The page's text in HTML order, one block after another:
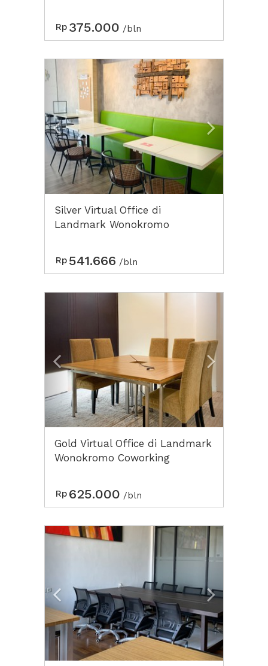
Rp 375.000 /bln
Previous
Silver Virtual Office di
Landmark Wonokromo
Rp 541.666 /bln
Previous
Gold Virtual Office di Landmark
Wonokromo Coworking
Rp 625.000 /bln
Previous Next2